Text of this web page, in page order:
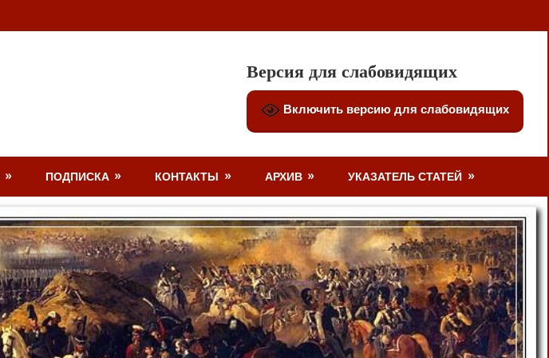
Версия для слабовидящих
Включить версию для слабовидящих
ПОДПИСКА КОНТАКТЫ АРХИВ УКАЗАТЕЛЬ СТАТЕЙ